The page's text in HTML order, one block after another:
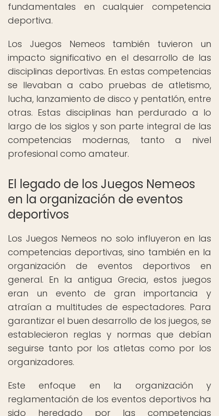
fundamentales en cualquier competencia
deportiva.
Los Juegos Nemeos también tuvieron un
impacto significativo en el desarrollo de las
disciplinas deportivas. En estas competencias
se llevaban a cabo pruebas de atletismo,
lucha, lanzamiento de disco y pentatlón, entre
otras. Estas disciplinas han perdurado a lo
largo de los siglos y son parte integral de las
competencias modernas, tanto a nivel
profesional como amateur.
El legado de los Juegos Nemeos
en la organización de eventos
deportivos
Los Juegos Nemeos no solo influyeron en las
competencias deportivas, sino también en la
organización de eventos deportivos en
general. En la antigua Grecia, estos juegos
eran un evento de gran importancia y
atraían a multitudes de espectadores. Para
garantizar el buen desarrollo de los juegos, se
establecieron reglas y normas que debían
seguirse tanto por los atletas como por los
organizadores.
Este enfoque en la organización y
reglamentación de los eventos deportivos ha
sido heredado por las competencias